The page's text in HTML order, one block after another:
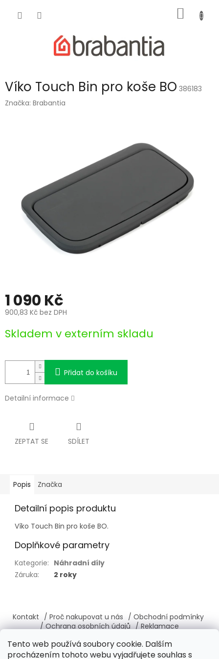
Tento web používá soubory cookie. Dalším
procházením tohoto webu vyjadřujete souhlas s
KOŠÍK
Víko Touch Bin pro koše BO 386183
Značka: Brabantia
1 090 Kč
900,83 Kč bez DPH
cena:
Skladem v externím skladu
Přidat do košíku
Detailní informace
ZEPTAT SE SDÍLET
Popis Značka
Detailní popis produktu
Víko Touch Bin pro koše BO.
Doplňkové parametry
Kategorie: Náhradní díly
Záruka: 2 roky
p
a
Kontakt / Proč nakupovat u nás / Obchodní podmínky
/ Ochrana osobních údajů / Reklamace